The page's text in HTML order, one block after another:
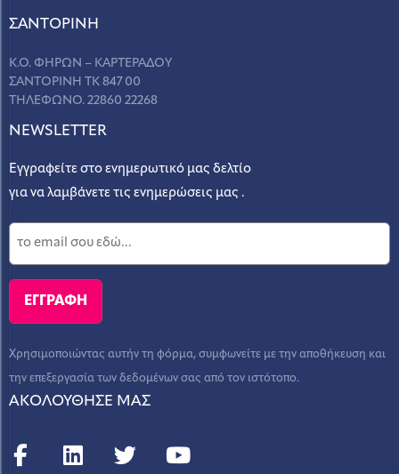
ΣANΤΟΡΙΝΗ
Κ.Ο. ΦΗΡΩΝ – ΚΑΡΤΕΡΑΔΟΥ
ΣΑΝΤΟΡΙΝΗ ΤΚ 847 00
ΤΗΛΕΦΩΝΟ. 22860 22268
NEWSLETTER
Εγγραφείτε στο ενημερωτικό μας δελτίο
για να λαμβάνετε τις ενημερώσεις μας .
Χρησιμοποιώντας αυτήν τη φόρμα, συμφωνείτε με την αποθήκευση και
την επεξεργασία των δεδομένων σας από τον ιστότοπο.
ΑΚΟΛΟΥΘΗΣΕ ΜΑΣ